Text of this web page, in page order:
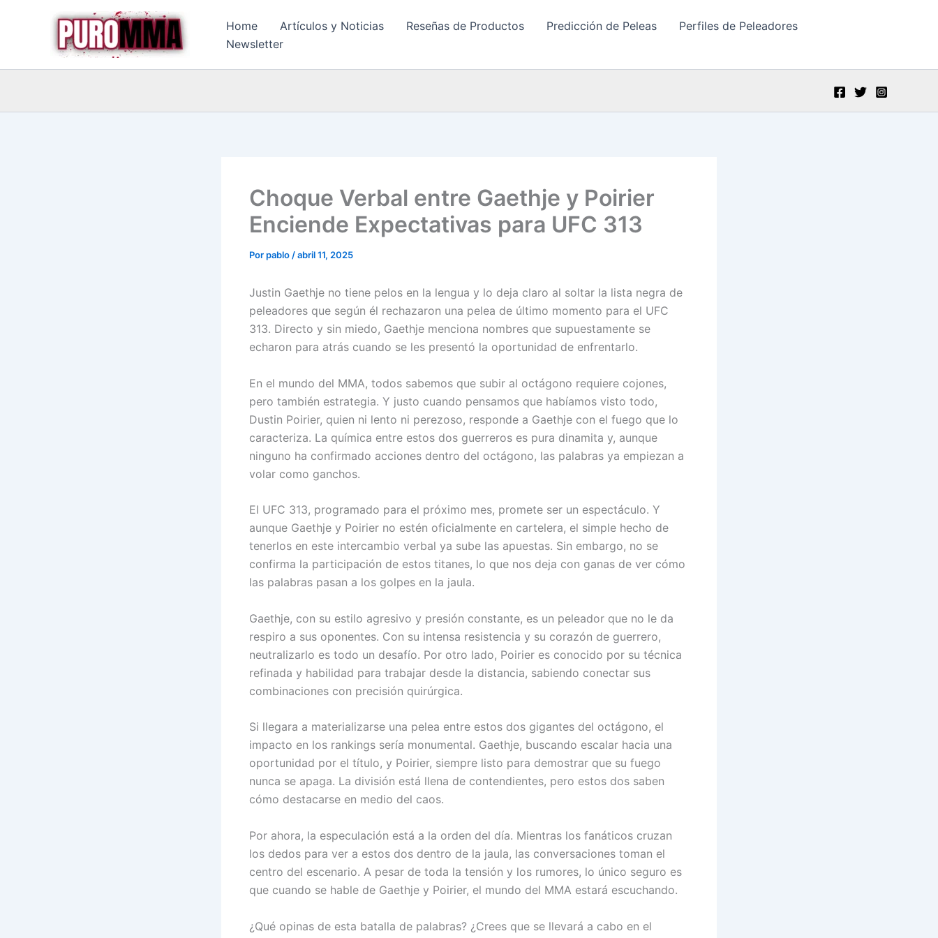
Home Artículos y Noticias Reseñas de Productos Predicción de Peleas
Perfiles de Peleadores
Newsletter
Choque Verbal entre Gaethje y Poirier
Enciende Expectativas para UFC 313
Porpablo /abril 11, 2025
Justin Gaethje no tiene pelos en la lengua y lo deja claro al soltar la lista negra de
peleadores que según él rechazaron una pelea de último momento para el UFC
313. Directo y sin miedo, Gaethje menciona nombres que supuestamente se
echaron para atrás cuando se les presentó la oportunidad de enfrentarlo.
En el mundo del MMA, todos sabemos que subir al octágono requiere cojones,
pero también estrategia. Y justo cuando pensamos que habíamos visto todo,
Dustin Poirier, quien ni lento ni perezoso, responde a Gaethje con el fuego que lo
caracteriza. La química entre estos dos guerreros es pura dinamita y, aunque
ninguno ha confirmado acciones dentro del octágono, las palabras ya empiezan a
volar como ganchos.
El UFC 313, programado para el próximo mes, promete ser un espectáculo. Y
aunque Gaethje y Poirier no estén oficialmente en cartelera, el simple hecho de
tenerlos en este intercambio verbal ya sube las apuestas. Sin embargo, no se
confirma la participación de estos titanes, lo que nos deja con ganas de ver cómo
las palabras pasan a los golpes en la jaula.
Gaethje, con su estilo agresivo y presión constante, es un peleador que no le da
respiro a sus oponentes. Con su intensa resistencia y su corazón de guerrero,
neutralizarlo es todo un desafío. Por otro lado, Poirier es conocido por su técnica
refinada y habilidad para trabajar desde la distancia, sabiendo conectar sus
combinaciones con precisión quirúrgica.
Si llegara a materializarse una pelea entre estos dos gigantes del octágono, el
impacto en los rankings sería monumental. Gaethje, buscando escalar hacia una
oportunidad por el título, y Poirier, siempre listo para demostrar que su fuego
nunca se apaga. La división está llena de contendientes, pero estos dos saben
cómo destacarse en medio del caos.
Por ahora, la especulación está a la orden del día. Mientras los fanáticos cruzan
los dedos para ver a estos dos dentro de la jaula, las conversaciones toman el
centro del escenario. A pesar de toda la tensión y los rumores, lo único seguro es
que cuando se hable de Gaethje y Poirier, el mundo del MMA estará escuchando.
¿Qué opinas de esta batalla de palabras? ¿Crees que se llevará a cabo en el